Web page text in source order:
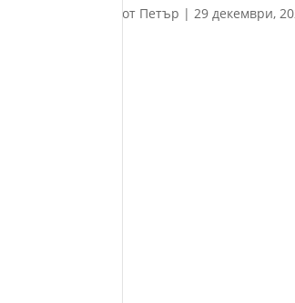
от Петър |29 декември,